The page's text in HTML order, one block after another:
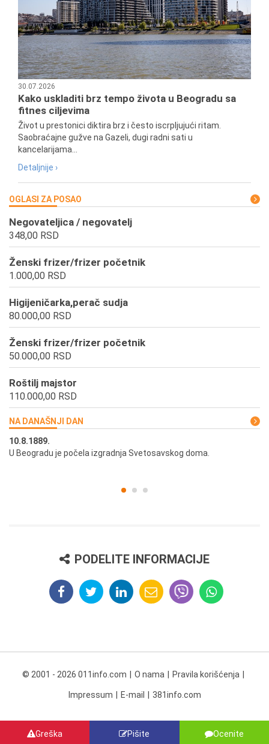
30.07.2026
Kako uskladiti brz tempo života u Beogradu sa
fitnes ciljevima
Život u prestonici diktira brz i često iscrpljujući ritam.
Saobraćajne gužve na Gazeli, dugi radni sati u
kancelarijama...
Detaljnije ›
OGLASI ZA POSAO
Negovateljica / negovatelj
348,00 RSD
Ženski frizer/frizer početnik
1.000,00 RSD
Higijeničarka,perač sudja
80.000,00 RSD
Ženski frizer/frizer početnik
50.000,00 RSD
Roštilj majstor
110.000,00 RSD
NA DANAŠNJI DAN
10.8.1889.
U Beogradu je počela izgradnja Svetosavskog doma.
PODELITE INFORMACIJE
Greška Pišite Ocenite
© 2001 - 2026 011info.com O nama Pravila korišćenja
Impressum E-mail 381info.com